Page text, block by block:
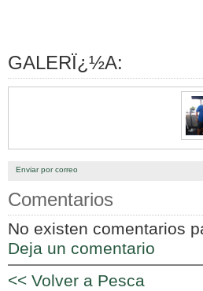
GALERÏ¿½A:
Enviar por correo
Comentarios
No existen comentarios
Deja un comentario
<< Volver a Pesca